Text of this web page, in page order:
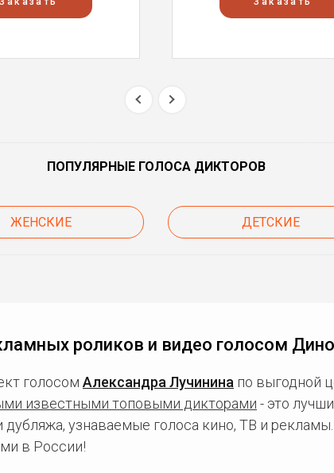
ПОПУЛЯРНЫЕ ГОЛОСА ДИКТОРОВ
ЖЕНСКИЕ ДЕТСКИЕ
роликов и видео голосом
голосом Александра Лучинина по выгодной
известными топовыми дикторами - это
дубляжа, узнаваемые голоса кино, ТВ и
в России!